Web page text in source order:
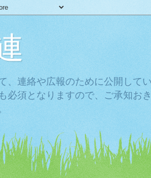
、連絡や広報のために公開し
必須となりますので、ご承知お